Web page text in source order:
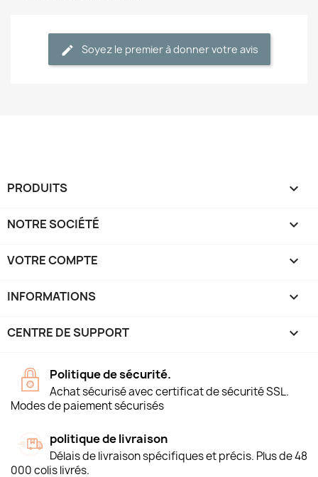
Soyez le premier à donner votre avis
PRODUITS 
NOTRE SOCIÉTÉ 
VOTRE COMPTE 
INFORMATIONS keyboard_arrow_down
CENTRE DE SUPPORT 
Politique de sécurité.
Achat sécurisé avec certificat de sécurité SSL.
Modes de paiement sécurisés
politique de livraison
Délais de livraison spécifiques et précis. Plus de 48
000 colis livrés.